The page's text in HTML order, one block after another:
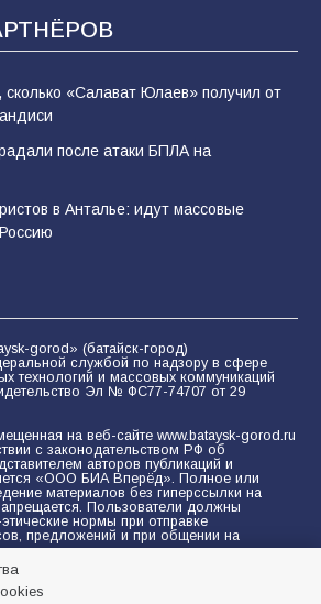
сколько «Салават Юлаев» получил от
после атаки БПЛА на
в Анталье: идут массовые
gorod» (батайск-город)
службой по надзору в сфере
технологий и массовых коммуникаций
Эл № ФС77-74707 от 29
на веб-сайте www.bataysk-gorod.ru
с законодательством РФ об
авторов публикаций и
«ООО БИА Вперёд». Полное или
материалов без гиперссылки на
Пользователи должны
нормы при отправке
предложений и при общении на
и защиты информации